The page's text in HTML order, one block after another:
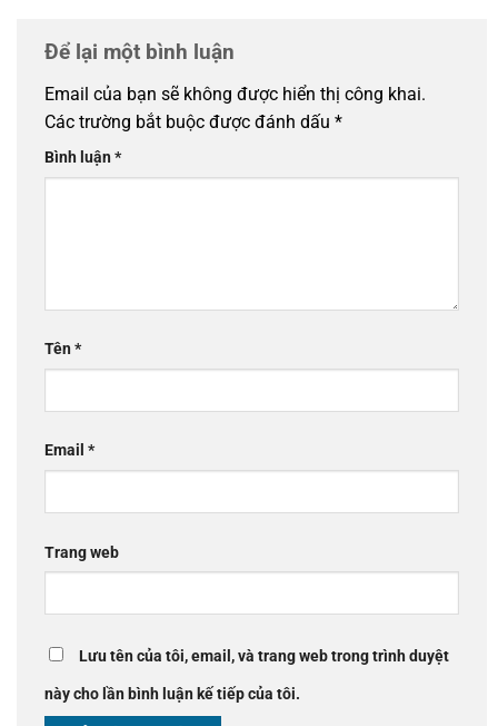
Để lại một bình luận
Email của bạn sẽ không được hiển thị công khai.
Các trường bắt buộc được đánh dấu *
Bình luận*
Tên*
Email *
Trang web
Lưu tên của tôi, email, và trang web trong trình duyệt
này cho lần bình luận kế tiếp của tôi.